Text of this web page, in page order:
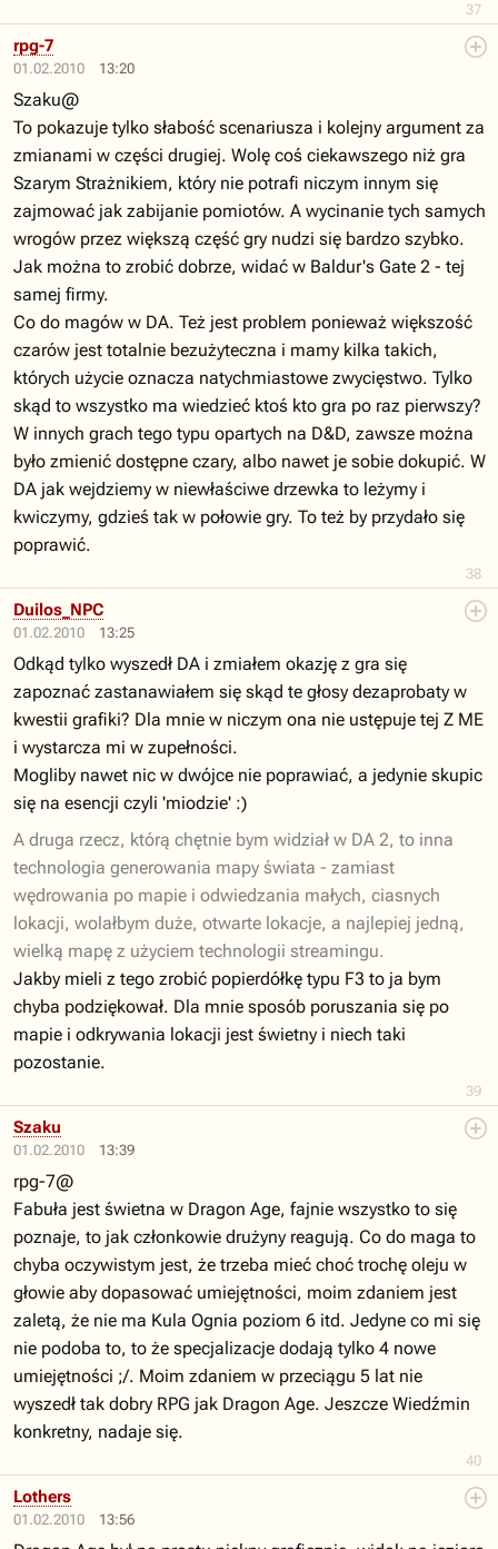
37
01.02.2010 13:20
38
rpg-7
Szaku@
To pokazuje tylko słabość scenariusza i kolejny argument za
zmianami w części drugiej. Wolę coś ciekawszego niż gra
Szarym Strażnikiem, który nie potrafi niczym innym się
zajmować jak zabijanie pomiotów. A wycinanie tych samych
wrogów przez większą część gry nudzi się bardzo szybko.
Jak można to zrobić dobrze, widać w Baldur's Gate 2 - tej
samej firmy.
Co do magów w DA. Też jest problem ponieważ większość
czarów jest totalnie bezużyteczna i mamy kilka takich,
których użycie oznacza natychmiastowe zwycięstwo. Tylko
skąd to wszystko ma wiedzieć ktoś kto gra po raz pierwszy?
W innych grach tego typu opartych na D&D, zawsze można
było zmienić dostępne czary, albo nawet je sobie dokupić. W
DA jak wejdziemy w niewłaściwe drzewka to leżymy i
kwiczymy, gdzieś tak w połowie gry. To też by przydało się
poprawić.
01.02.2010 13:25
39
Duilos_NPC
Odkąd tylko wyszedł DA i zmiałem okazję z gra się
zapoznać zastanawiałem się skąd te głosy dezaprobaty w
kwestii grafiki? Dla mnie w niczym ona nie ustępuje tej Z ME
i wystarcza mi w zupełności.
Mogliby nawet nic w dwójce nie poprawiać, a jedynie skupic
się na esencji czyli 'miodzie' :)
A druga rzecz, którą chętnie bym widział w DA 2, to inna
technologia generowania mapy świata - zamiast
wędrowania po mapie i odwiedzania małych, ciasnych
lokacji, wolałbym duże, otwarte lokacje, a najlepiej jedną,
wielką mapę z użyciem technologii streamingu.
Jakby mieli z tego zrobić popierdółkę typu F3 to ja bym
chyba podziękował. Dla mnie sposób poruszania się po
mapie i odkrywania lokacji jest świetny i niech taki
pozostanie.
01.02.2010 13:39
40
Szaku
rpg-7@
Fabuła jest świetna w Dragon Age, fajnie wszystko to się
poznaje, to jak członkowie drużyny reagują. Co do maga to
chyba oczywistym jest, że trzeba mieć choć trochę oleju w
głowie aby dopasować umiejętności, moim zdaniem jest
zaletą, że nie ma Kula Ognia poziom 6 itd. Jedyne co mi się
nie podoba to, to że specjalizacje dodają tylko 4 nowe
umiejętności ;/. Moim zdaniem w przeciągu 5 lat nie
wyszedł tak dobry RPG jak Dragon Age. Jeszcze Wiedźmin
konkretny, nadaje się.
01.02.2010 13:56
Lothers